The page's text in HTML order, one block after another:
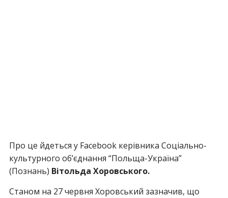
Про це йдеться у Facebook керівника Соціально-
культурного об’єднання “Польща-Україна”
(Познань) Вітольда Хоровського.
Станом на 27 червня Хоровський зазначив, що